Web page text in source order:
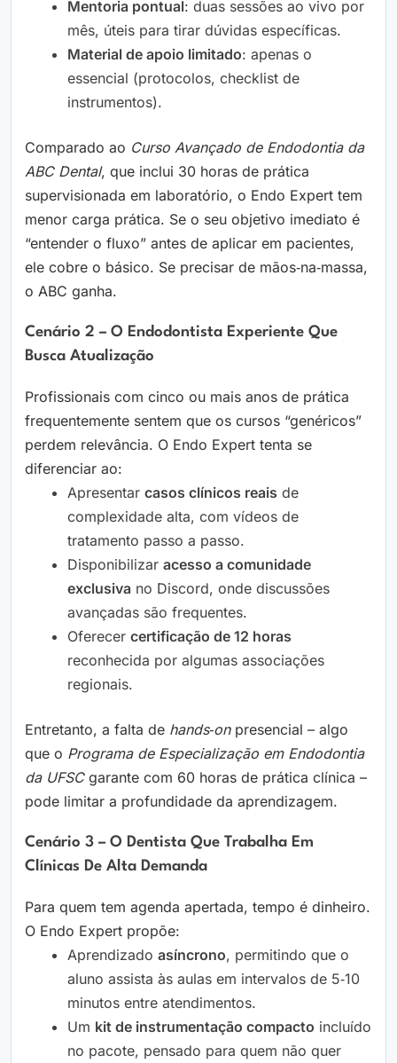
Mentoria pontual: duas sessões ao vivo por
mês, úteis para tirar dúvidas específicas.
Material de apoio limitado: apenas o
essencial (protocolos, checklist de
instrumentos).
Comparado ao Curso Avançado de Endodontia da
ABC Dental, que inclui 30 horas de prática
supervisionada em laboratório, o Endo Expert tem
menor carga prática. Se o seu objetivo imediato é
“entender o fluxo” antes de aplicar em pacientes,
ele cobre o básico. Se precisar de mãos‑na‑massa,
o ABC ganha.
Cenário 2 – O Endodontista Experiente Que
Busca Atualização
Profissionais com cinco ou mais anos de prática
frequentemente sentem que os cursos “genéricos”
perdem relevância. O Endo Expert tenta se
diferenciar ao:
Apresentar casos clínicos reais de
complexidade alta, com vídeos de
tratamento passo a passo.
Disponibilizar acesso a comunidade
exclusiva no Discord, onde discussões
avançadas são frequentes.
Oferecer certificação de 12 horas
reconhecida por algumas associações
regionais.
Entretanto, a falta de hands‑onpresencial – algo
que o Programa de Especialização em Endodontia
da UFSCgarante com 60 horas de prática clínica –
pode limitar a profundidade da aprendizagem.
Cenário 3 – O Dentista Que Trabalha Em
Clínicas De Alta Demanda
Para quem tem agenda apertada, tempo é dinheiro.
O Endo Expert propõe:
Aprendizado asíncrono, permitindo que o
aluno assista às aulas em intervalos de 5‑10
minutos entre atendimentos.
Um kit de instrumentação compacto incluído
no pacote, pensado para quem não quer